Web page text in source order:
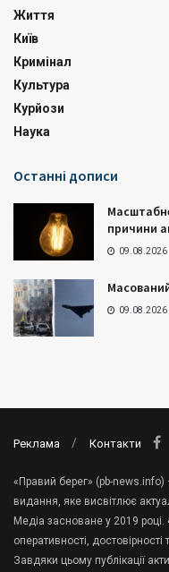
Життя
Київ
Кримінал
Культура
Курйози
Наука
Останні дописи
причини
09.08.2026
09.08.2026
Реклама Контакти
«Правий берег» (pb-news.info)
видання, яке висвітлює
Медіа засноване у 2019
оперативності,
Завдяки цьому публікації